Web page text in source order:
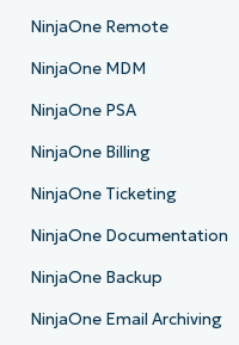
NinjaOne Remote
NinjaOne MDM
NinjaOne PSA
NinjaOne Billing
NinjaOne Ticketing
NinjaOne Documentation
NinjaOne Backup
NinjaOne Email Archiving